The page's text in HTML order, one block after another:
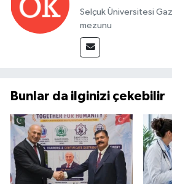
Selçuk Üniversitesi
mezunu
Bunlar da ilginizi çekebilir